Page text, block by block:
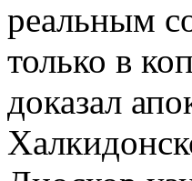
реальным
только в
доказал